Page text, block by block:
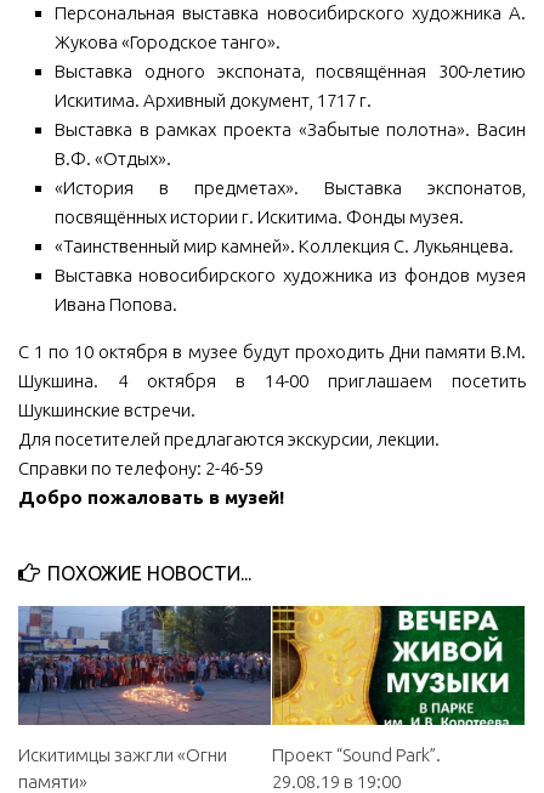
МБУК «Централизованная библиотечная система»
Афиша
Независимая оценка качества
Контакты
Персональная выставка новосибирского художника А.
Жукова «Городское танго».
Выставка одного экспоната, посвящённая 300-летию
Искитима. Архивный документ, 1717 г.
Выставка в рамках проекта «Забытые полотна». Васин
В.Ф. «Отдых».
«История в предметах». Выставка экспонатов,
посвящённых истории г. Искитима. Фонды музея.
«Таинственный мир камней». Коллекция С. Лукьянцева.
Выставка новосибирского художника из фондов музея
Ивана Попова.
С 1 по 10 октября в музее будут проходить Дни памяти В.М.
Шукшина. 4 октября в 14-00 приглашаем посетить
Шукшинские встречи.
Для посетителей предлагаются экскурсии, лекции.
Справки по телефону: 2-46-59
Добро пожаловать в музей!
ПОХОЖИЕ НОВОСТИ...
Искитимцы зажгли «Огни
памяти»
Проект “Sound Park”.
29.08.19 в 19:00